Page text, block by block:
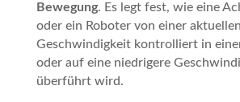
Bewegung. Es legt fest, wie eine
oder ein Roboter von einer aktuellen
Geschwindigkeit kontrolliert in
oder auf eine niedrigere
überführt wird.